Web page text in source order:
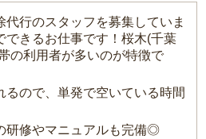
代行のスタッフを募集していま
できるお仕事です！桜木(千葉
の利用者が多いのが特徴で
るので、単発で空いている時間
研修やマニュアルも完備◎